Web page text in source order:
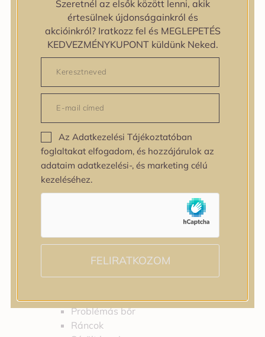
zipiderm
Bőrállapot
Bőrállapot
Bőrtípus
Bőrtípus
Kombinált
Száraz
Zsíros
Bőrprobléma
Bőrprobléma
Bőrpír
Dehidratált bőr
Érzékeny bőr
Fakóság
Problémás bőr
Ráncok
Szeretnél az elsők között lenni, akik
értesülnek újdonságainkról és
akcióinkról? Iratkozz fel és MEGLEPETÉS
KEDVEZMÉNYKUPONT küldünk Neked.
Az Adatkezelési Tájékoztatóban
foglaltakat elfogadom, és hozzájárulok az
adataim adatkezelési-, és marketing célú
kezeléséhez.
FELIRATKOZOM